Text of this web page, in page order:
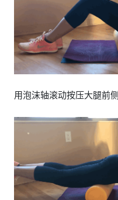
用泡沫轴滚动按压大腿前侧